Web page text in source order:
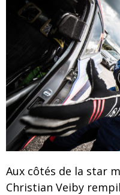
Aux côtés de la star
Christian Veiby